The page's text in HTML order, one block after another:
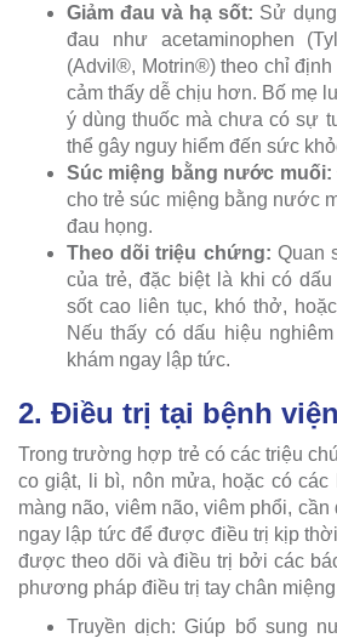
Giảm đau và hạ sốt: Sử
đau như acetaminophen
(Advil®, Motrin®) theo chỉ
cảm thấy dễ chịu hơn. Bố mẹ
ý dùng thuốc mà chưa có sự
thể gây nguy hiểm đến sức
Súc miệng bằng nước muối:
cho trẻ súc miệng bằng nước
đau họng.
Theo dõi triệu chứng: Quan
của trẻ, đặc biệt là khi có
sốt cao liên tục, khó thở,
Nếu thấy có dấu hiệu
khám ngay lập tức.
2. Điều trị tại bệnh viện
Trong trường hợp trẻ có các triệu
co giật, li bì, nôn mửa, hoặc có
màng não, viêm não, viêm phổi,
ngay lập tức để được điều trị kịp
được theo dõi và điều trị bởi các
phương pháp điều trị tay chân
Truyền dịch: Giúp bổ sung